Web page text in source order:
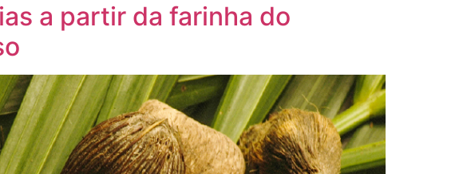
a partir da farinha do